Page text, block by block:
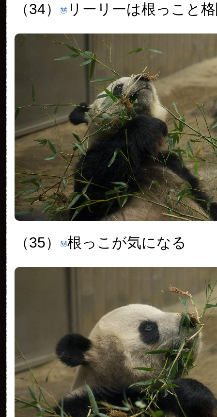
（34） リーリーは根っこと
（35） 根っこが気になる